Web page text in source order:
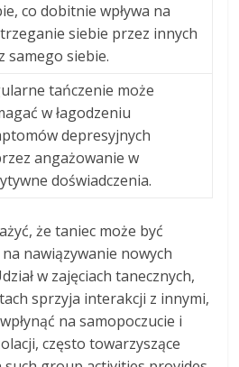
co dobitnie wpływa na
siebie przez innych
samego siebie.
tańczenie może
w łagodzeniu
depresyjnych
angażowanie w
doświadczenia.
że taniec może być
nawiązywanie nowych
w zajęciach tanecznych,
sprzyja interakcji z innymi,
na samopoczucie i
często towarzyszące